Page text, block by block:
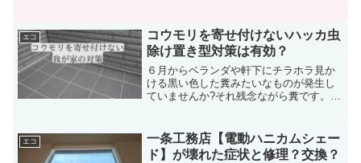
同じように・給気フィルターを交換した
のにまたランプが点灯...
エコ
コウモリを寄せ付けないハッカ虫
除け置き型対策は有効？
６月からベランダや軒下にチラホラ見か
ける黒い色した糞みたいなものが発生し
ていませんか?それ残念ながら糞です。ち
い。コウモリは鳥獣保護法という法律で
守られているので殺生す...
エコ
一条工務店【電動ハニカムシェー
ド】が壊れた症状と修理？交換？